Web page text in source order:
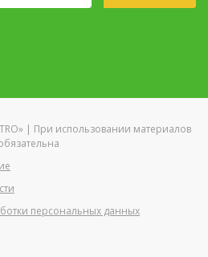
| При использовании материалов
персональных данных